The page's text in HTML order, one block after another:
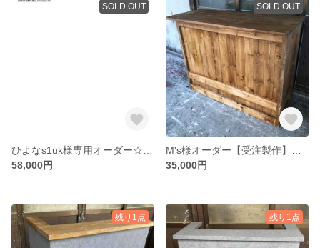
SOLD OUT
58,000円
SOLD OUT
35,000円
残り1点 残り1点